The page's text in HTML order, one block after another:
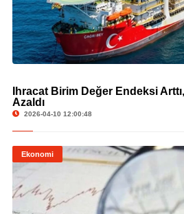
© İhracat Birim Değer
İhracat Birim Değer Endeksi
Azaldı
2026-04-10 12:00:48
Ekonomi